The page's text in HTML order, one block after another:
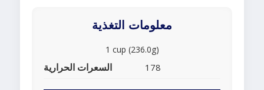
معلومات التغذية
1 cup (236.0g)
السعرات الحرارية 178